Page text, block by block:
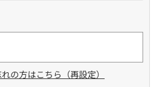
の方はこちら（再設定）